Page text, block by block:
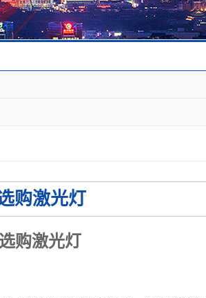
购激光灯
购激光灯